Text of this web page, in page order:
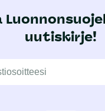
uutiskirje!